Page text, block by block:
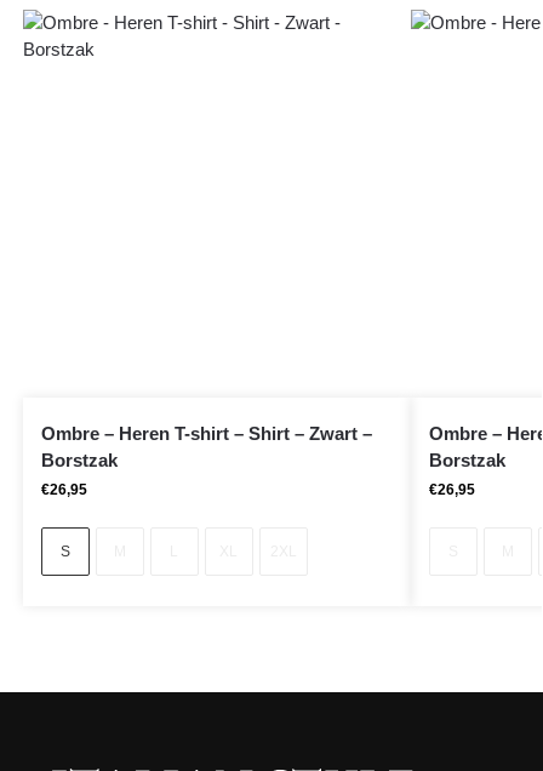
Ombre – Heren T-shirt – Shirt – Zwart –
Borstzak
€26,95
S
Ombre –
Borstzak
€26,95